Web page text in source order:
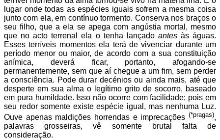
lugar onde todas as espécies iguais sofrem a mesma coisa
junto com ela, em contínuo tormento. Conserva nos braços o
seu filho, que a ela se apega com angústia mortal, mesmo
que no acto terrenal ela o tenha lançado antes às águas.
Esses terríveis momentos ela terá de vivenciar durante um
período menor ou maior, de acordo com a sua constituição
anímica, deverá ficar, portanto, afogando-se
permanentemente, sem que aí chegue a um fim, sem perder
a consciência. Pode durar decénios ou ainda mais, até que
desperte em sua alma o legítimo grito de socorro, baseado
em pura humildade. Isso não ocorre com facilidade; pois em
seu redor somente existe espécie igual, mas nenhuma Luz.
Ouve apenas maldições horrendas e imprecações (*pragas),
palavras grosseiras, vê somente brutal falta de
consideração.